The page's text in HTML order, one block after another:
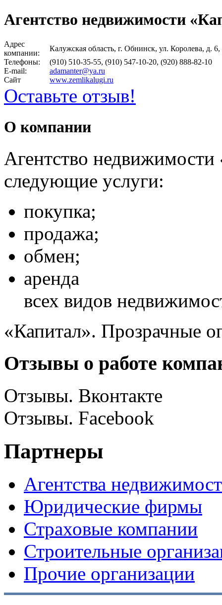
Агентство недвижимости
Адрес
компании:
Калужская область, г. Обнинск, ул. Королева, д.
Телефоны:
(910) 510-35-55, (910) 547-10-20, (920) 888-82-10
E-mail:
adamanter@ya.ru
Сайт
www.zemlikalugi.ru
Оставьте отзыв!
О компании
Агентство недвижимости
следующие услуги:
покупка;
продажа;
обмен;
аренда
всех видов
«Капитал». Прозрачные
Отзывы о работе
Отзывы. Вконтакте
Отзывы. Facebook
Партнеры
Агентства
Юридические фирмы
Страховые компании
Строительные
Прочие организации